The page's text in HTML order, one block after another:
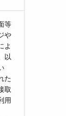
等
や
よ
以
た
取
用